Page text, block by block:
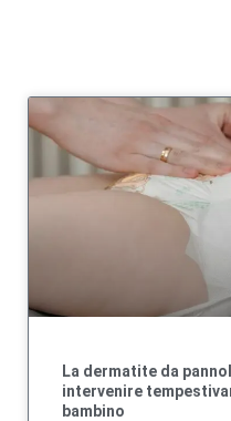
La dermatite da
intervenire
bambino